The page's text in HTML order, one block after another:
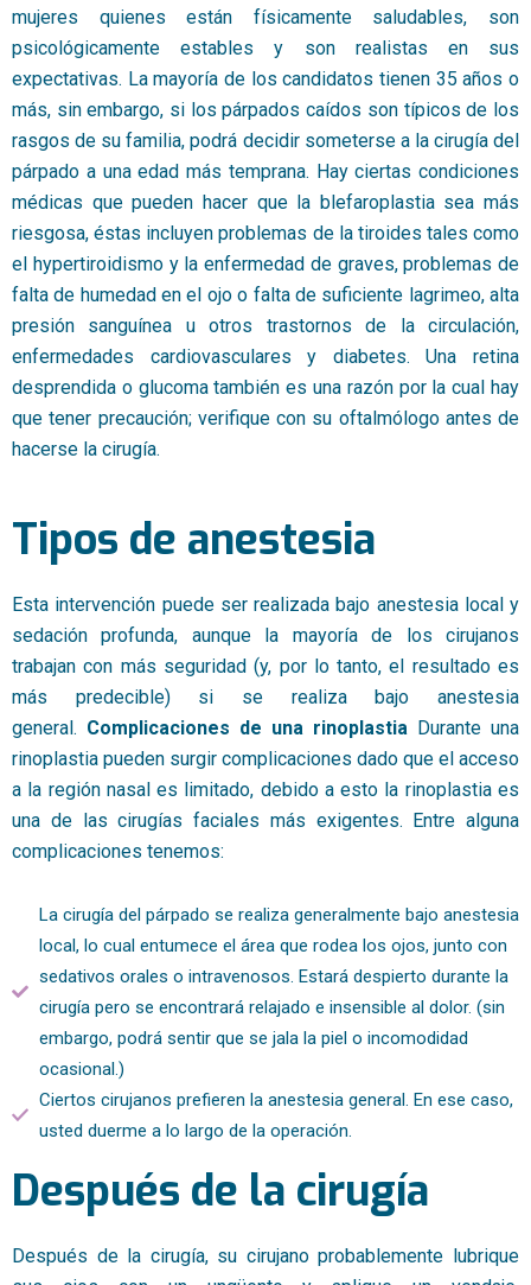
mujeres quienes están físicamente saludables, son
psicológicamente estables y son realistas en sus
expectativas. La mayoría de los candidatos tienen 35 años o
más, sin embargo, si los párpados caídos son típicos de los
rasgos de su familia, podrá decidir someterse a la cirugía del
párpado a una edad más temprana. Hay ciertas condiciones
médicas que pueden hacer que la blefaroplastia sea más
riesgosa, éstas incluyen problemas de la tiroides tales como
el hypertiroidismo y la enfermedad de graves, problemas de
falta de humedad en el ojo o falta de suficiente lagrimeo, alta
presión sanguínea u otros trastornos de la circulación,
enfermedades cardiovasculares y diabetes. Una retina
desprendida o glucoma también es una razón por la cual hay
que tener precaución; verifique con su oftalmólogo antes de
hacerse la cirugía.
Tipos de anestesia
Esta intervención puede ser realizada bajo anestesia local y
sedación profunda, aunque la mayoría de los cirujanos
trabajan con más seguridad (y, por lo tanto, el resultado es
más predecible) si se realiza bajo anestesia
general. Complicaciones de una rinoplastia Durante una
rinoplastia pueden surgir complicaciones dado que el acceso
a la región nasal es limitado, debido a esto la rinoplastia es
una de las cirugías faciales más exigentes. Entre alguna
complicaciones tenemos:
La cirugía del párpado se realiza generalmente bajo anestesia
local, lo cual entumece el área que rodea los ojos, junto con
sedativos orales o intravenosos. Estará despierto durante la
cirugía pero se encontrará relajado e insensible al dolor. (sin
embargo, podrá sentir que se jala la piel o incomodidad
ocasional.)
Ciertos cirujanos prefieren la anestesia general. En ese caso,
usted duerme a lo largo de la operación.
Después de la cirugía
Después de la cirugía, su cirujano probablemente lubrique